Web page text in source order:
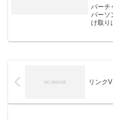
バーチ
パーソ
け取り
リンク